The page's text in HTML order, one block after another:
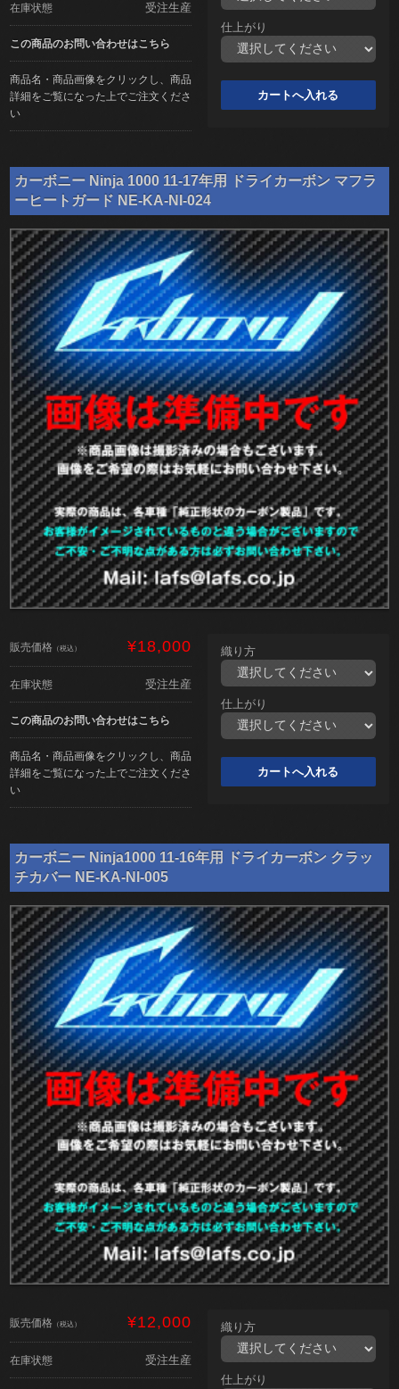
在庫状態 受注生産
この商品のお問い合わせはこちら
商品名・商品画像をクリックし、商品
詳細をご覧になった上でご注文くださ
い
仕上がり
カーボニー Ninja 1000 11-17年用 ドライカーボン マフラ
ーヒートガード NE-KA-NI-024
販売価格 （税込） ¥18,000
在庫状態 受注生産
この商品のお問い合わせはこちら
商品名・商品画像をクリックし、商品
詳細をご覧になった上でご注文くださ
い
織り方
仕上がり
カーボニー Ninja1000 11-16年用 ドライカーボン クラッ
チカバー NE-KA-NI-005
販売価格 （税込） ¥12,000
在庫状態 受注生産
織り方
仕上がり